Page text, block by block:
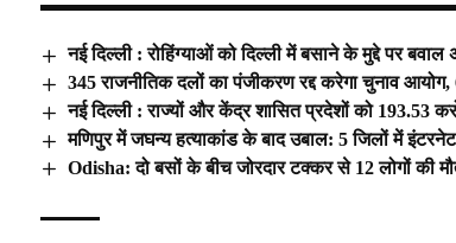
नई दिल्ली : रोहिंग्याओं को दिल्ली में बसाने के मुद्दे पर
345 राजनीतिक दलों का पंजीकरण रद्द करेगा चुनाव
नई दिल्ली : राज्यों और केंद्र शासित प्रदेशों को 193.53
मणिपुर में जघन्य हत्याकांड के बाद उबाल: 5 जिलों में
Odisha: दो बसों के बीच जोरदार टक्कर से 12 लोगों की